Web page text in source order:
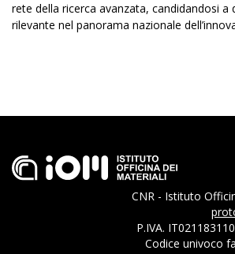
rete della ricerca avanzata, candidandosi a
rilevante nel panorama nazionale
CNR - Istituto
P.IVA.
Codice univoco